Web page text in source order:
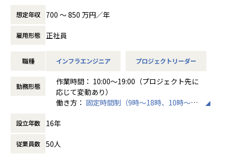
■アヴァント株式会社の特徴
ミガロホールディングスの一員としてIT部門をけん引してい
ます。もともとの特徴である穏やかな社風や働きやすさはそ
大手HDだからこその安定基盤や連携から生まれるシナジー
アヴァントの社長をはじめ役員陣は全員エンジニア出身。本
当の意味で「エンジニアのためになる会社」を考えて作って
い立場で考えてくれたり相談できたりするのは、大きな安心
計、ノイズ削減、SLO設計）
現在アヴァントは、事業・組織の双方を次の成長ステージへ
を続けています。
そうした変革と拡大の中心で、AWSを中心としたクラウド基
盤の新規構築・移行・運用高度化プロジェクトを現場の実行
牽引するプロジェクトリーダー（PL）を募集します。
理／クラウド構想・アーキテクチャ検討／要件定義／設計・
ネットワークの設計構築を中核に、セキュリティ施策の導
入、移行・切替、運用を見据えた基盤整備まで幅広く担当い
ただくポジションです。
単なる構築担当ではなく、PMと連携しながら、進捗・課題
ロジェクトを現場側から着実に前進させていく役割です。
主な業務領域
● プロジェクト推進（PL業務）
・担当領域における設計・構築フェーズの推進
・WBS／スケジュール作成、進捗管理、課題・リスク管理
ー）
想定年収 700 〜 850 万円／年
雇用形態 正社員
職種 インフラエンジニア プロジェクトリーダー
勤務形態
作業時間： 10:00～19:00（プロジェクト先に
応じて変動あり）
働き方： 固定時間制（9時～18時、10時～19
時間外労働の有無： 有（月平均10時間）
設立年数 16年
従業員数 50人